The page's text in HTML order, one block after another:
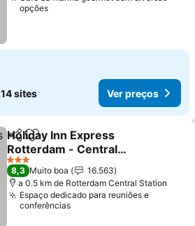
opções
14 sites Ver preços
PartilharAdicionar aos favoritos
Holiday Inn Express
Rotterdam - Central
Station By Ihg
Ver preços
3 Estrelas
8,3 Muito boa
16.563
a 0.5 km de Rotterdam Central Station
Espaço dedicado para reuniões e
conferências